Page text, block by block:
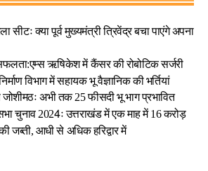
सीटः क्या पूर्व मुख्यमंत्री त्रिवेंद्र बचा पाएंगे अपना
ऋषिकेश में कैंसर की रोबोटिक सर्जरी
विभाग में सहायक भू वैज्ञानिक की भर्तियां
अभी तक 25 फीसदी भू भाग प्रभावित
चुनाव 2024ः उत्तराखंड में एक माह में 16 करोड़
जब्ती, आधी से अधिक हरिद्वार में